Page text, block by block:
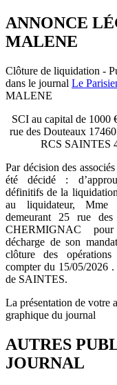
ANNONCE
MALENE
Clôture de liquidation -
dans le journal Le
MALENE
SCI au capital de 1000
rue des Douteaux
RCS SAINTES
Par décision des
été décidé :
définitifs de la
au liquidateur, Mme
demeurant 25 rue
CHERMIGNAC
décharge de son
clôture des
compter du 15/05/2026
de SAINTES.
La présentation de votre
graphique du journal
AUTRES
JOURNAL